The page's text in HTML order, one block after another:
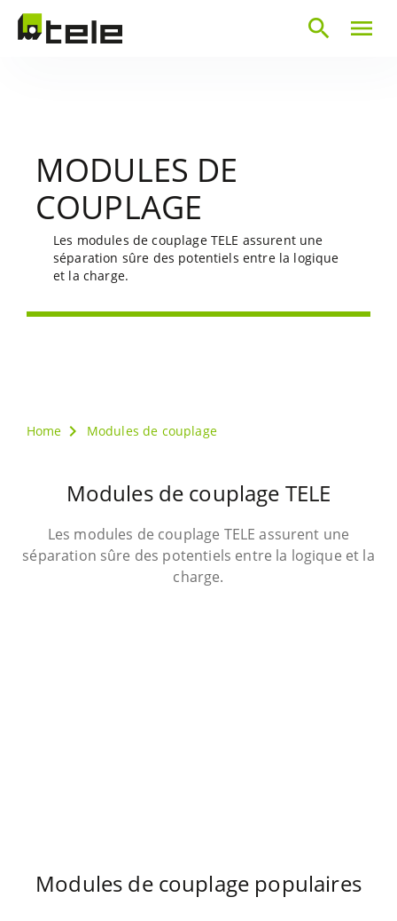
menu
search
MODULES DE
COUPLAGE
Les modules de couplage TELE assurent une
séparation sûre des potentiels entre la logique
et la charge.
Home Modules de couplage
Modules de couplage TELE
Les modules de couplage TELE assurent une
séparation sûre des potentiels entre la logique et la
charge.
Modules de couplage populaires